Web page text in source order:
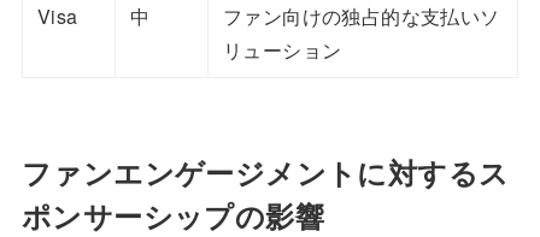
Visa 中
ファン向けの独占的な支払いソ
リューション
ファンエンゲージメントに対するス
ポンサーシップの影響